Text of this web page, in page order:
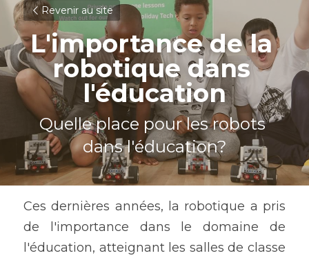
Revenir au site
L'importance de la
robotique dans
l'éducation
Quelle place pour les robots
dans l'éducation?
Ces dernières années, la robotique a pris
de l'importance dans le domaine de
l'éducation, atteignant les salles de classe